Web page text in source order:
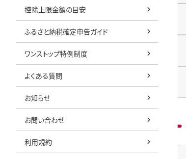
控除上限金額の目安
ふるさと納税確定申告ガイド
ワンストップ特例制度
よくある質問
お知らせ
お問い合わせ
利用規約